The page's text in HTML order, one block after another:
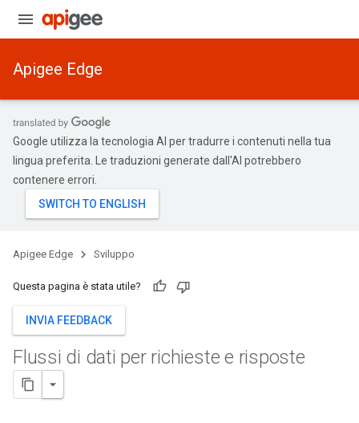
Apigee Edge
Google utilizza la tecnologia AI per tradurre i contenuti nella tua
lingua preferita. Le traduzioni generate dall'AI potrebbero
contenere errori.
Apigee Edge Sviluppo
Questa pagina è stata utile?
INVIA FEEDBACK
Flussi di dati per richieste e risposte